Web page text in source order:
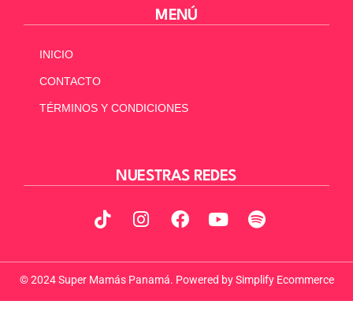
MENÚ
INICIO
CONTACTO
TÉRMINOS Y CONDICIONES
NUESTRAS REDES
© 2024 Super Mamás Panamá. Powered by Simplify Ecommerce